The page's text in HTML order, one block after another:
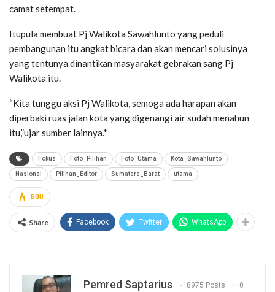
camat setempat.
Itupula membuat Pj Walikota Sawahlunto yang peduli
pembangunan itu angkat bicara dan akan mencari solusinya
yang tentunya dinantikan masyarakat gebrakan sang Pj
Walikota itu.
“Kita tunggu aksi Pj Walikota, semoga ada harapan akan
diperbaki ruas jalan kota yang digenangi air sudah menahun
itu,”ujar sumber lainnya.*
Fokus Foto_Pilihan Foto_Utama Kota_Sawahlunto
Nasional Pilihan_Editor Sumatera_Barat utama
600
Share Facebook Twitter WhatsApp
Pemred Saptarius 8975 Posts 0